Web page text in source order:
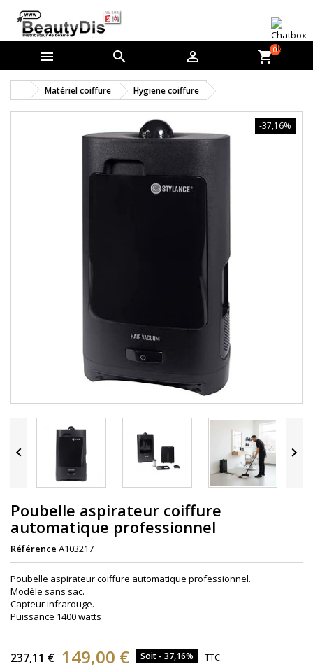
   shopping_cart0
Matériel coiffure Hygiene coiffure
-37,16%
 
Poubelle aspirateur coiffure
automatique professionnel
Référence A103217
Poubelle aspirateur coiffure automatique professionnel.
Modèle sans sac.
Capteur infrarouge.
Puissance 1400 watts
237,11 € 149,00 € Soit - 37,16% TTC